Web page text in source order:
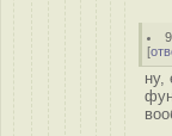
[
ну,